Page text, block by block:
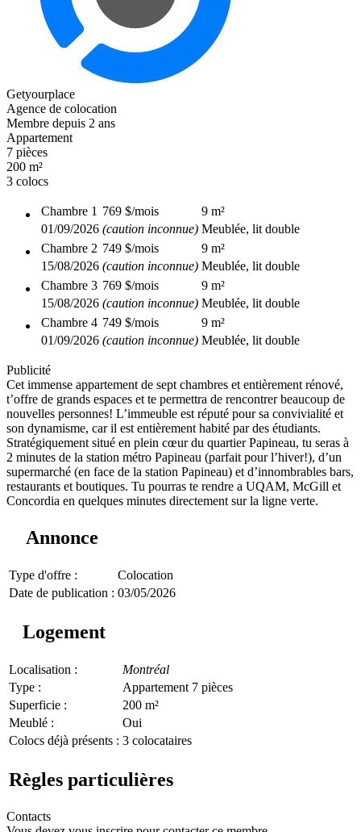
Getyourplace
Agence de colocation
Membre depuis 2 ans
Appartement
7 pièces
200 m²
3 colocs
Chambre 1 769 $/mois 9 m²
01/09/2026 (caution inconnue) Meublée, lit double
Chambre 2 749 $/mois 9 m²
15/08/2026 (caution inconnue) Meublée, lit double
Chambre 3 769 $/mois 9 m²
15/08/2026 (caution inconnue) Meublée, lit double
Chambre 4 749 $/mois 9 m²
01/09/2026 (caution inconnue) Meublée, lit double
Publicité
Cet immense appartement de sept chambres et entièrement rénové,
t’offre de grands espaces et te permettra de rencontrer beaucoup de
nouvelles personnes! L’immeuble est réputé pour sa convivialité et
son dynamisme, car il est entièrement habité par des étudiants.
Stratégiquement situé en plein cœur du quartier Papineau, tu seras à
2 minutes de la station métro Papineau (parfait pour l’hiver!), d’un
supermarché (en face de la station Papineau) et d’innombrables bars,
restaurants et boutiques. Tu pourras te rendre a UQAM, McGill et
Concordia en quelques minutes directement sur la ligne verte.
Annonce
Type d'offre :
Colocation
Date de publication : 03/05/2026
Logement
Localisation :
Montréal
Type :
Appartement 7 pièces
Superficie :
200 m²
Meublé :
Oui
Colocs déjà présents : 3 colocataires
Règles particulières
Contacts